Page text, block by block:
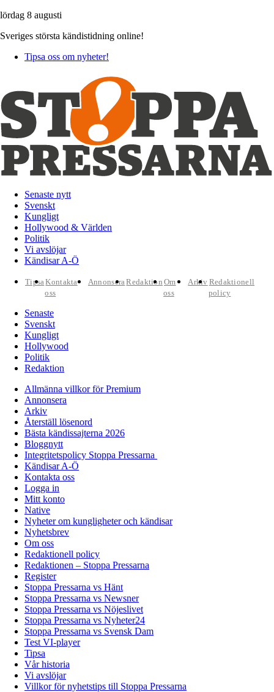
lördag 8 augusti
Sveriges största kändistidning online!
Tipsa oss om nyheter!
Senaste nytt
Svenskt
Kungligt
Hollywood & Världen
Politik
Vi avslöjar
Kändisar A-Ö
TipsaKontakta
oss
AnnonseraRedaktion Om
oss
Arkiv Redaktionell
policy
Senaste
Svenskt
Kungligt
Hollywood
Politik
Redaktion
Allmänna villkor för Premium
Annonsera
Arkiv
Återställ lösenord
Bästa kändissajterna 2026
Bloggnytt
Integritetspolicy Stoppa Pressarna
Kändisar A-Ö
Kontakta oss
Logga in
Mitt konto
Native
Nyheter om kungligheter och kändisar
Nyhetsbrev
Om oss
Redaktionell policy
Redaktionen – Stoppa Pressarna
Register
Stoppa Pressarna vs Hänt
Stoppa Pressarna vs Newsner
Stoppa Pressarna vs Nöjeslivet
Stoppa Pressarna vs Nyheter24
Stoppa Pressarna vs Svensk Dam
Test VI-player
Tipsa
Vår historia
Vi avslöjar
Villkor för nyhetstips till Stoppa Pressarna